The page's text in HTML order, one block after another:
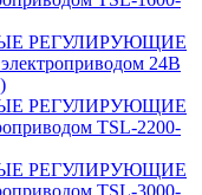
РЕГУЛИРУЮЩИЕ
24В
РЕГУЛИРУЮЩИЕ
TSL-2200-
РЕГУЛИРУЮЩИЕ
TSL-3000-